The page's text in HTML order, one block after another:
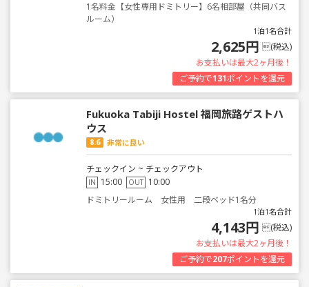
1名料金【女性専用ドミトリー】6名相部屋（共同バス
ルーム）
1泊1名合計
2,625円 (税込)
お支払いは最大2ヶ月後！
ご予約で131ポイントを還元
Fukuoka Tabiji Hostel 福岡旅路ゲストハ
ウス
8.6 非常に良い
チェックイン ~ チェックアウト
IN 15:00 OUT 10:00
ドミトリールーム 女性用 二段ベッド1名分
1泊1名合計
4,143円 (税込)
お支払いは最大2ヶ月後！
ご予約で207ポイントを還元